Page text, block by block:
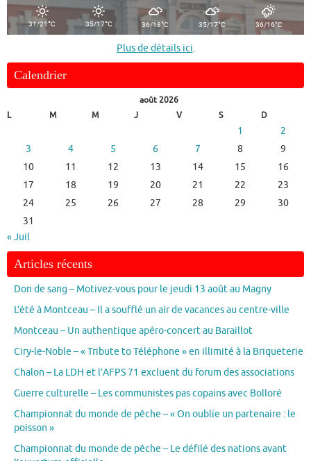
31/21°C 35/17°C 36/18°C 35/17°C 36/16°C
Plus de détails ici.
Calendrier
août 2026
L
M M J V S D
1
2
3
4 5 6 7 8
9
10
11 12 13 14 15
16
17
18 19 20 21 22
23
24
25 26 27 28 29
30
31
« Juil
Articles récents
Don de sang – Motivez-vous pour le jeudi 13 août au Magny
L’été à Montceau – Il a soufflé un air de vacances au centre-ville
Montceau – Un authentique apéro-concert au Baraillot
Ciry-le-Noble – « Tribute to Téléphone » en illimité à la Briqueterie
Chalon – La LDH et l’AFPS 71 excluent du forum des associations
Guerre culturelle – Les communistes pas copains avec Bolloré
Championnat du monde de pêche – « On oublie un partenaire : le
poisson »
Championnat du monde de pêche – Le défilé des nations avant